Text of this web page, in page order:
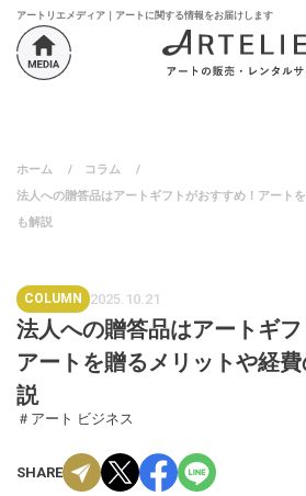
アートリエメディア｜アートに関する情報をお届けします
ホーム / コラム /
法人への贈答品はアートギフトがおすすめ！アート
も解説
COLUMN 2025.10.21
法人への贈答品はアートギフ
アートを贈るメリットや経
説
＃アート ビジネス
SHARE